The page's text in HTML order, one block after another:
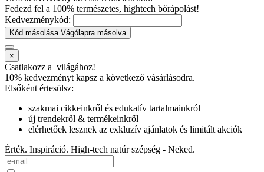
Fedezd fel a 100% természetes, hightech bőrápolást!
Kedvezménykód:
Kód másolása Vágólapra másolva
×
Csatlakozz a világához!
10% kedvezményt kapsz a következő vásárlásodra.
Elsőként értesülsz:
szakmai cikkeinkről és edukatív tartalmainkról
új trendekről & termékeinkről
elérhetőek lesznek az exkluzív ajánlatok és limitált akciók
Érték. Inspiráció. High-tech natúr szépség - Neked.